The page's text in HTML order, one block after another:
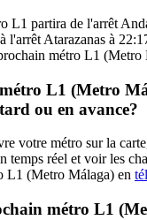
L1 partira de l'arrêt
l'arrêt Atarazanas à
métro L1 (Metro
L1 (Metro
ou en avance?
votre métro sur la
temps réel et voir les
L1 (Metro Málaga) en
métro L1